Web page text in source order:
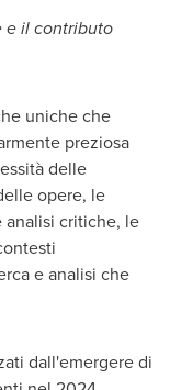
e il contributo
uniche che
preziosa
delle
opere, le
critiche, le
e analisi che
dall'emergere di